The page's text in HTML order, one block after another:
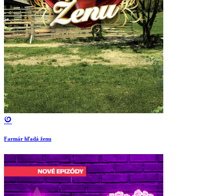
Farmár hľadá ženu